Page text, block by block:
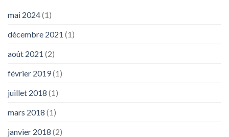
mai 2024(1)
décembre 2021 (1)
août 2021 (2)
février 2019(1)
juillet 2018 (1)
mars 2018 (1)
janvier 2018 (2)